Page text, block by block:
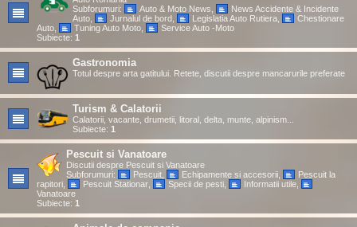
Subforumuri:
Auto & Moto News
News Accidente & Incidente
Auto
Jurnalul de bord, Legislatia Auto Rutiera,
Chestionare
Auto
Tuning Auto Moto,
Service Auto -Moto
Subiecte: 1
Gastronomia
Totul despre arta gatitului. Retete, discutii despre mancarurile preferate
Turism & Calatorii
Calatorii, vacante, drumetii, litoral, delta, munte, alpinism...
Subiecte: 1
Pescuit si Vanatoare
Discutii despre Pescuit si Vanatoare
Subforumuri:
Pescuit, Echipamente si accesorii,
Pescuit la
rapitori
Pescuit Stationar, Specii de pesti, Informatii utile,
Vanatoare
Subiecte: 1